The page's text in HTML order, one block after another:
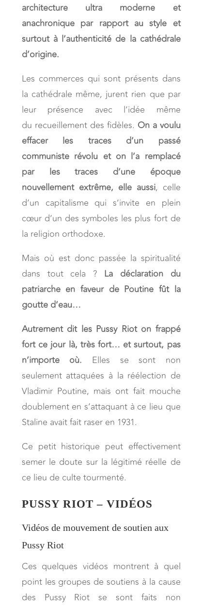
architecture ultra moderne et
anachronique par rapport au style et
surtout à l’authenticité de la cathédrale
d’origine.
Les commerces qui sont présents dans
la cathédrale même, jurent rien que par
leur présence avec l’idée même
du recueillement des fidèles. On a voulu
effacer les traces d’un passé
communiste révolu et on l’a remplacé
par les traces d’une époque
nouvellement extrême, elle aussi, celle
d’un capitalisme qui s’invite en plein
cœur d’un des symboles les plus fort de
la religion orthodoxe.
Mais où est donc passée la spiritualité
dans tout cela ? La déclaration du
patriarche en faveur de Poutine fût la
goutte d’eau…
Autrement dit les Pussy Riot on frappé
fort ce jour là, très fort… et surtout, pas
n’importe où. Elles se sont non
seulement attaquées à la réélection de
Vladimir Poutine, mais ont fait mouche
doublement en s’attaquant à ce lieu que
Staline avait fait raser en 1931.
Ce petit historique peut effectivement
semer le doute sur la légitimé réelle de
ce lieu de culte tourmenté.
PUSSY RIOT – VIDÉOS
Vidéos de mouvement de soutien aux
Pussy Riot
Ces quelques vidéos montrent à quel
point les groupes de soutiens à la cause
des Pussy Riot se sont faits non